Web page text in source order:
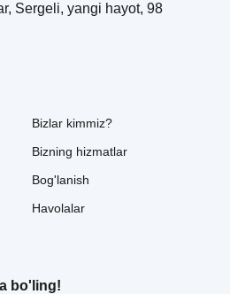
Sergeli, yangi hayot, 98
Bizlar kimmiz?
Bizning hizmatlar
Bog'lanish
Havolalar
bo'ling!